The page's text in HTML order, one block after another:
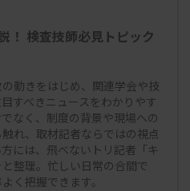
の部会や専門委員会での
込みです。必要な手続き
て制定され、今年の秋ご
です。
す
！ 検査技師必見トピック
動きをはじめ、関連学会や技
すべきニュースをわかりやす
なく、制度の背景や現場への
れ、取材記者ならではの視点
には、飛べないトリ記者「キ
整理。忙しい日常の合間で
く把握できます。